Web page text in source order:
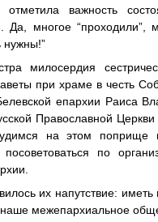
отметила важность
Да, многое
нужны!”
милосердия
при храме в честь
епархии Раиса
Православной
на этом поприще
посоветоваться по
их напутствие:
межепархиальное